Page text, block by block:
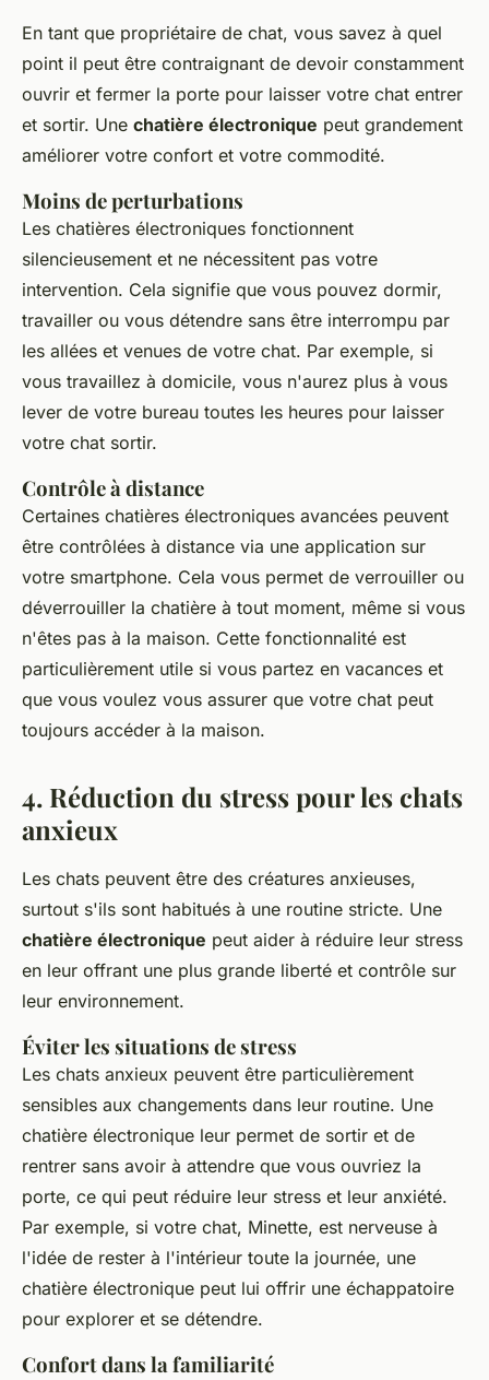
En tant que propriétaire de chat, vous savez à quel
point il peut être contraignant de devoir constamment
ouvrir et fermer la porte pour laisser votre chat entrer
et sortir. Une chatière électronique peut grandement
améliorer votre confort et votre commodité.
Moins de perturbations
Les chatières électroniques fonctionnent
silencieusement et ne nécessitent pas votre
intervention. Cela signifie que vous pouvez dormir,
travailler ou vous détendre sans être interrompu par
les allées et venues de votre chat. Par exemple, si
vous travaillez à domicile, vous n'aurez plus à vous
lever de votre bureau toutes les heures pour laisser
votre chat sortir.
Contrôle à distance
Certaines chatières électroniques avancées peuvent
être contrôlées à distance via une application sur
votre smartphone. Cela vous permet de verrouiller ou
déverrouiller la chatière à tout moment, même si vous
n'êtes pas à la maison. Cette fonctionnalité est
particulièrement utile si vous partez en vacances et
que vous voulez vous assurer que votre chat peut
toujours accéder à la maison.
4. Réduction du stress pour les chats
anxieux
Les chats peuvent être des créatures anxieuses,
surtout s'ils sont habitués à une routine stricte. Une
chatière électronique peut aider à réduire leur stress
en leur offrant une plus grande liberté et contrôle sur
leur environnement.
Éviter les situations de stress
Les chats anxieux peuvent être particulièrement
sensibles aux changements dans leur routine. Une
chatière électronique leur permet de sortir et de
rentrer sans avoir à attendre que vous ouvriez la
porte, ce qui peut réduire leur stress et leur anxiété.
Par exemple, si votre chat, Minette, est nerveuse à
l'idée de rester à l'intérieur toute la journée, une
chatière électronique peut lui offrir une échappatoire
pour explorer et se détendre.
Confort dans la familiarité